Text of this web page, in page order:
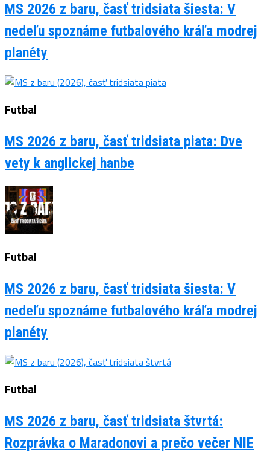
MS 2026 z baru, časť tridsiata šiesta: V
nedeľu spoznáme futbalového kráľa modrej
planéty
Futbal
MS 2026 z baru, časť tridsiata piata: Dve
vety k anglickej hanbe
Futbal
MS 2026 z baru, časť tridsiata šiesta: V
nedeľu spoznáme futbalového kráľa modrej
planéty
Futbal
MS 2026 z baru, časť tridsiata štvrtá:
Rozprávka o Maradonovi a prečo večer NIE